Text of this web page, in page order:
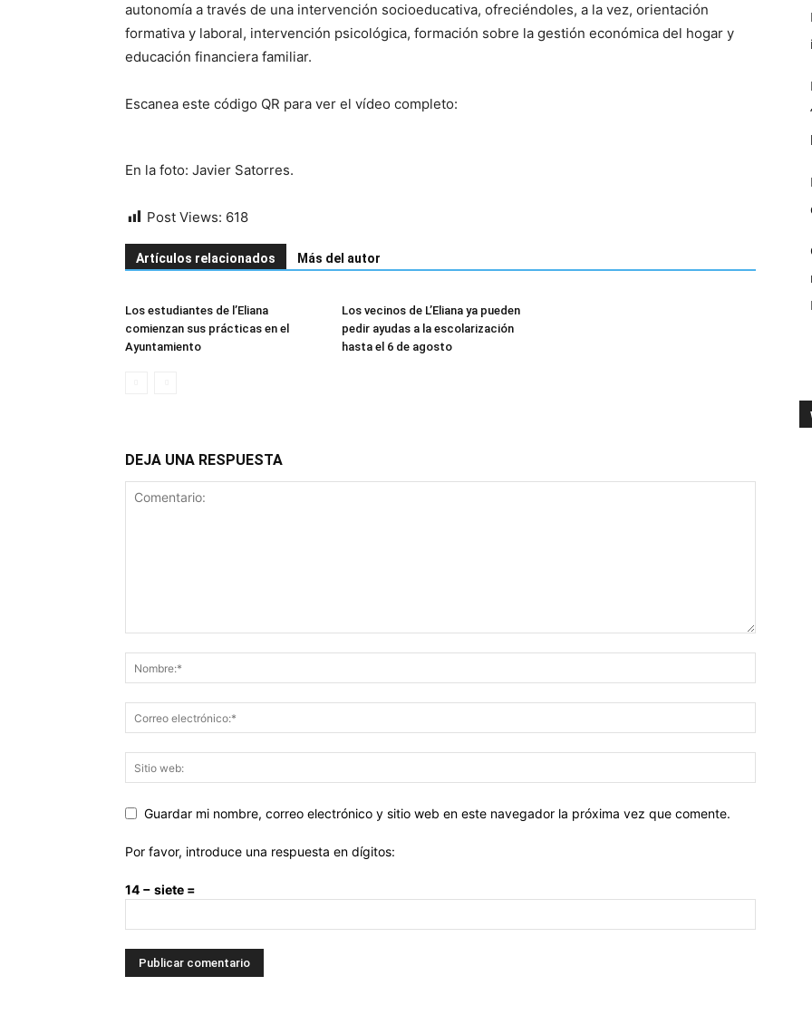
autonomía a través de una intervención socioeducativa, ofreciéndoles, a la vez, orientación
formativa y laboral, intervención psicológica, formación sobre la gestión económica del hogar y
educación financiera familiar.
Escanea este código QR para ver el vídeo completo:
En la foto: Javier Satorres.
Post Views: 618
Artículos relacionados Más del autor
Los estudiantes de l’Eliana
comienzan sus prácticas en el
Ayuntamiento
Los vecinos de L’Eliana ya pueden
pedir ayudas a la escolarización
hasta el 6 de agosto
DEJA UNA RESPUESTA
Guardar mi nombre, correo electrónico y sitio web en este navegador la próxima vez que comente.
Por favor, introduce una respuesta en dígitos:
14 − siete =